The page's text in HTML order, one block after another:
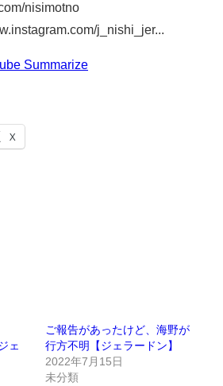
nisimotno
j_nishi_jer...
Summarize
X
ェ
ご報告があったけど、海野が
行方不明【ジェラードン】
2022年7月15日
未分類